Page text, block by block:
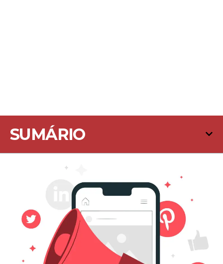
SUMÁRIO